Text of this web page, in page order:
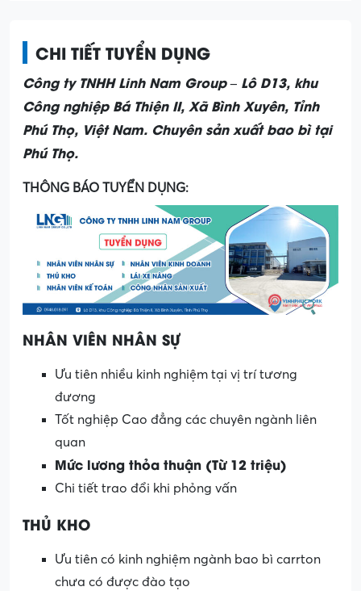
CHI TIẾT TUYỂN DỤNG
Công ty TNHH Linh Nam Group – Lô D13, khu
Công nghiệp Bá Thiện II, Xã Bình Xuyên, Tỉnh
Phú Thọ, Việt Nam. Chuyên sản xuất bao bì tại
Phú Thọ.
THÔNG BÁO TUYỂN DỤNG:
NHÂN VIÊN NHÂN SỰ
Ưu tiên nhiều kinh nghiệm tại vị trí tương
đương
Tốt nghiệp Cao đẳng các chuyên ngành liên
quan
Mức lương thỏa thuận (Từ 12 triệu)
Chi tiết trao đổi khi phỏng vấn
THỦ KHO
Ưu tiên có kinh nghiệm ngành bao bì carrton
chưa có được đào tạo